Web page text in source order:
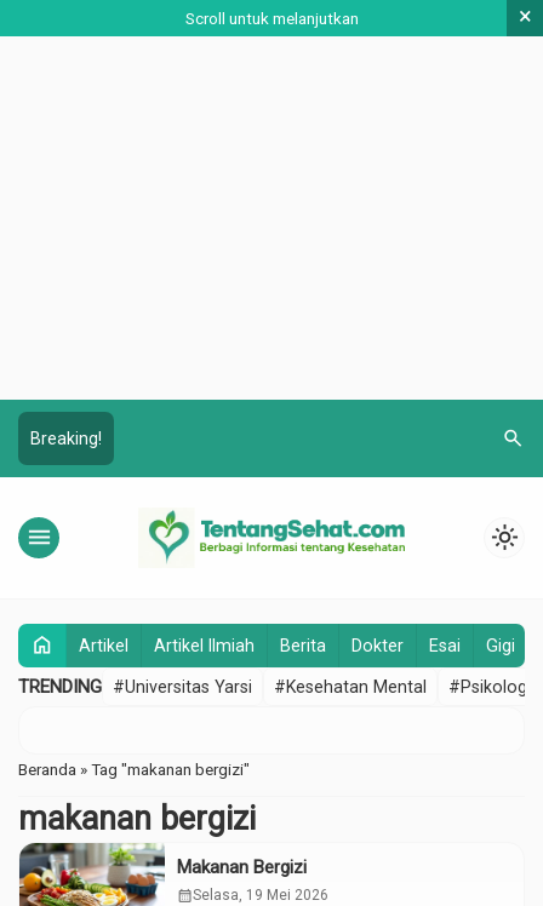
Scroll untuk melanjutkan ×
Breaking! search
menu light_mode
home Artikel Artikel Ilmiah Berita Dokter Esai Gigi
TRENDING #Universitas Yarsi #Kesehatan Mental #Psikologi
Beranda »Tag "makanan bergizi"
makanan bergizi
Makanan Bergizi
calendar_monthSelasa, 19 Mei 2026